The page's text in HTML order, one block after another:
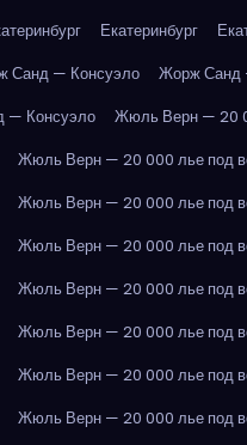
Екатеринбург
Санд — Консуэло
Жорж Санд
— Консуэло
Жюль Верн — 20
Жюль Верн — 20 000 лье под
Жюль Верн — 20 000 лье под
Жюль Верн — 20 000 лье под
Жюль Верн — 20 000 лье под
Жюль Верн — 20 000 лье под
Жюль Верн — 20 000 лье под
Жюль Верн — 20 000 лье под